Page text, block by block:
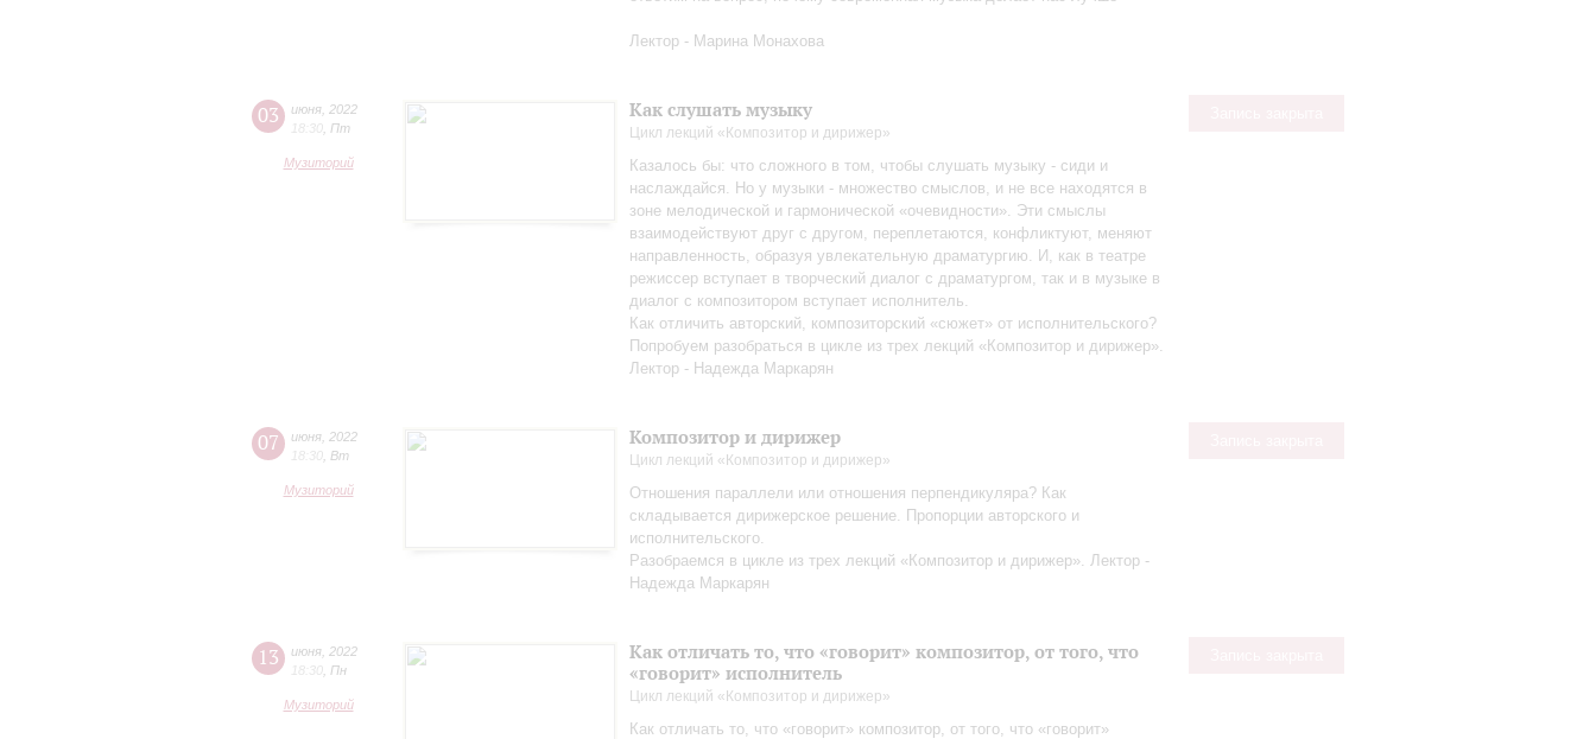
Лектор - Марина Монахова
03 июня 2022
18:30 Пт
Музиторий
Как слушать музыку
Цикл лекций «Композитор и дирижер»
Казалось бы: что сложного в том, чтобы слушать музыку - сиди и
наслаждайся. Но у музыки - множество смыслов, и не все находятся в
зоне мелодической и гармонической «очевидности». Эти смыслы
взаимодействуют друг с другом, переплетаются, конфликтуют, меняют
направленность, образуя увлекательную драматургию. И, как в театре
режиссер вступает в творческий диалог с драматургом, так и в музыке в
диалог с композитором вступает исполнитель.
Как отличить авторский, композиторский «сюжет» от исполнительского?
Попробуем разобраться в цикле из трех лекций «Композитор и дирижер».
Лектор - Надежда Маркарян
07 июня 2022
18:30 Вт
Музиторий
Композитор и дирижер
Цикл лекций «Композитор и дирижер»
Отношения параллели или отношения перпендикуляра? Как
складывается дирижерское решение. Пропорции авторского и
исполнительского.
Разобраемся в цикле из трех лекций «Композитор и дирижер». Лектор -
Надежда Маркарян
13 июня 2022
18:30 Пн
Музиторий
Как отличать то, что «говорит» композитор, от того, что
«говорит» исполнитель
Цикл лекций «Композитор и дирижер»
Как отличать то, что «говорит» композитор, от того, что «говорит»